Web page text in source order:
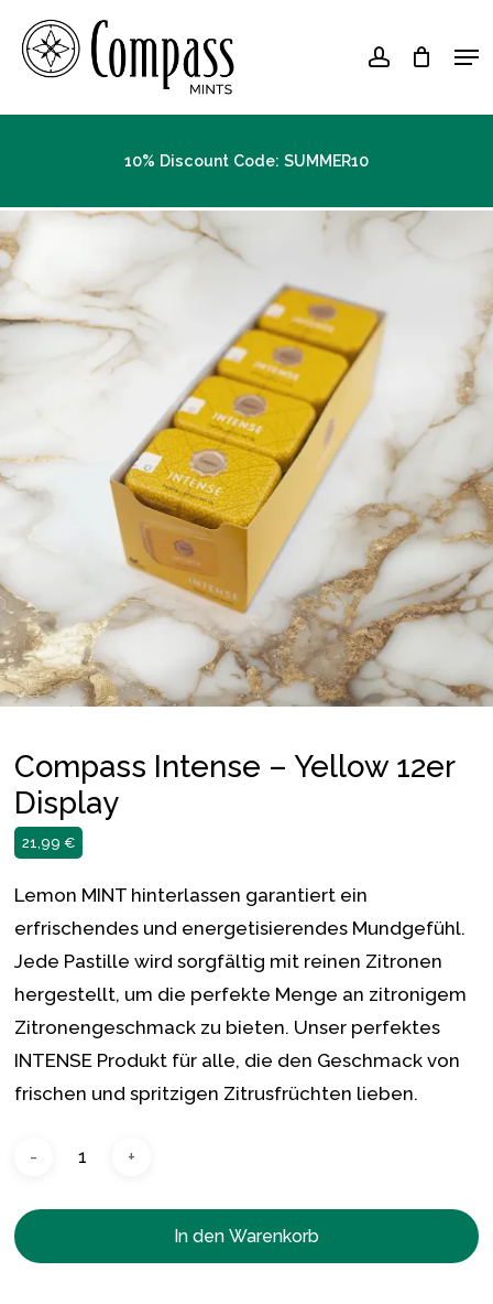
main
content
account
10% Discount Code: SUMMER10
Compass Intense – Yellow 12er
Display
21,99€
Lemon MINT hinterlassen garantiert ein
erfrischendes und energetisierendes Mundgefühl.
Jede Pastille wird sorgfältig mit reinen Zitronen
hergestellt, um die perfekte Menge an zitronigem
Zitronengeschmack zu bieten. Unser perfektes
INTENSE Produkt für alle, die den Geschmack von
frischen und spritzigen Zitrusfrüchten lieben.
In den Warenkorb
Close